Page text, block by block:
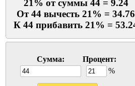
21% от суммы 44 = 9.24
От 44 вычесть 21% = 34.76
К 44 прибавить 21% =
Сумма:
Процент:
%